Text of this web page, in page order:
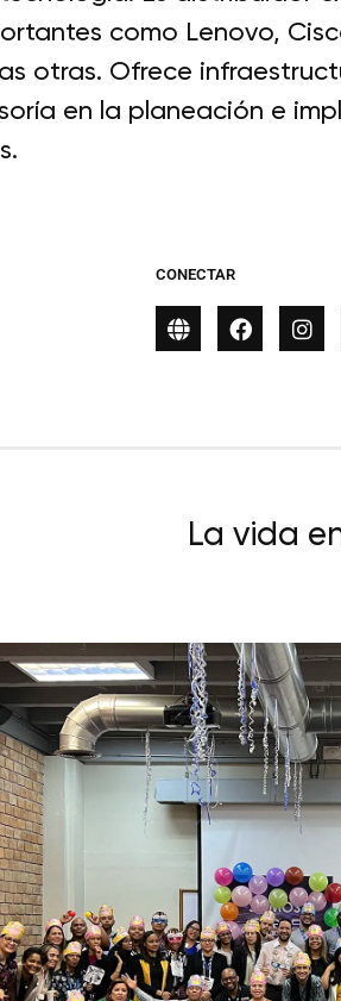
como Lenovo,
otras. Ofrece
en la planeación e
CONECTAR
La vida